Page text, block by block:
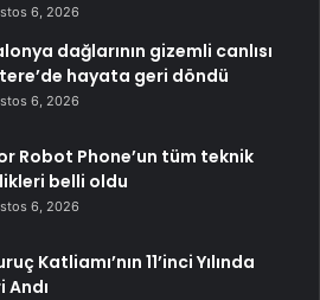
6, 2026
dağlarının gizemli canlısı
hayata geri döndü
6, 2026
Robot Phone’un tüm teknik
belli oldu
6, 2026
Katliamı’nın 11’inci Yılında
Andı